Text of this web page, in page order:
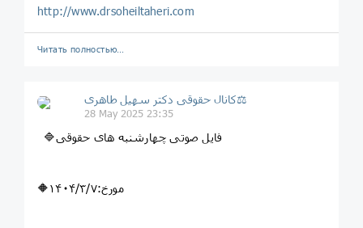
http://www.drsoheiltaheri.com
Читать полностью…
کانال حقوقی دکتر سهيل طاهری⚖
28 May 2025 23:35
🔷فایل صوتی چهارشنبه های حقوقی
🔶مورخ:۱۴۰۴/۳/۷